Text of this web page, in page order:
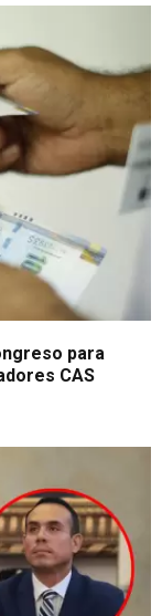
para
CAS